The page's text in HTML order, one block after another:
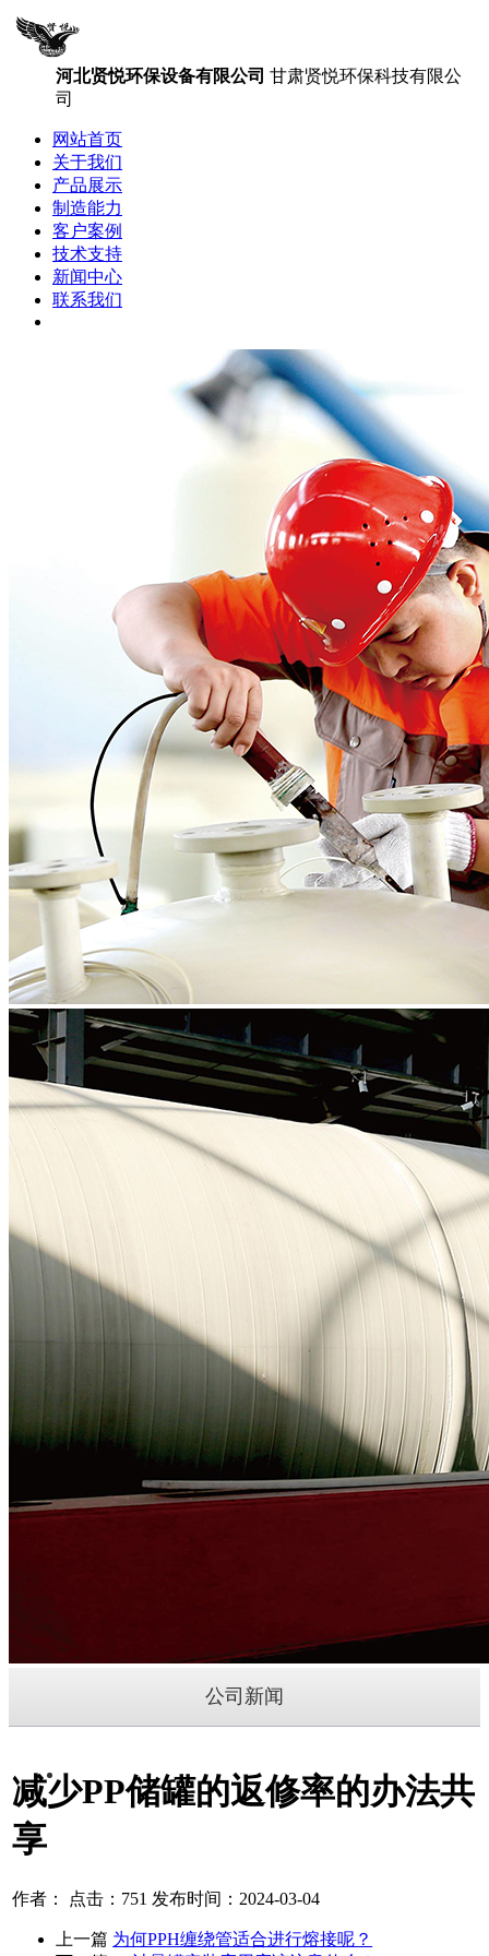
河北贤悦环保设备有限公司 甘肃贤悦环保科技有限公
司
网站首页
关于我们
产品展示
制造能力
客户案例
技术支持
新闻中心
联系我们
公司新闻
减少PP储罐的返修率的办法共
享
作者： 点击：751 发布时间：2024-03-04
上一篇 为何PPH缠绕管适合进行熔接呢？